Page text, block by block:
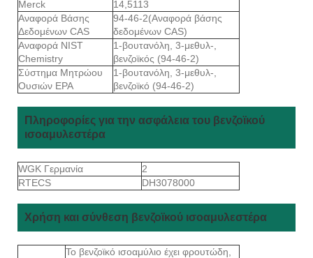
Merck
14,5113
Αναφορά Βάσης
Δεδομένων CAS
94-46-2(Αναφορά βάσης
δεδομένων CAS)
Αναφορά NIST
Chemistry
1-βουτανόλη, 3-μεθυλ-,
βενζοϊκός (94-46-2)
Σύστημα Μητρώου
Ουσιών EPA
1-βουτανόλη, 3-μεθυλ-,
βενζοϊκό (94-46-2)
Πληροφορίες για την ασφάλεια του βενζοϊκού
ισοαμυλεστέρα
WGK Γερμανία
2
RTECS
DH3078000
Χρήση και σύνθεση βενζοϊκού ισοαμυλεστέρα
Το βενζοϊκό ισοαμύλιο έχει φρουτώδη,